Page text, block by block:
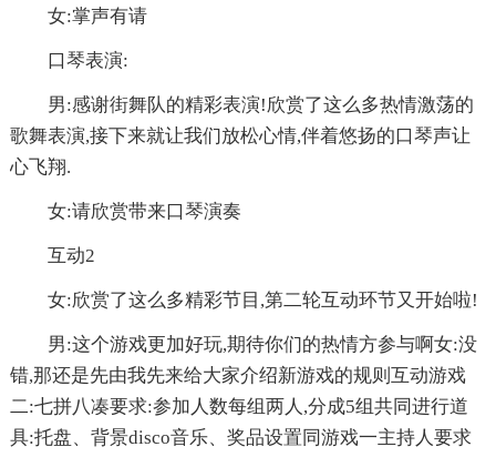
女:掌声有请
口琴表演:
男:感谢街舞队的精彩表演!欣赏了这么多热情激荡的
歌舞表演,接下来就让我们放松心情,伴着悠扬的口琴声让
心飞翔.
女:请欣赏带来口琴演奏
互动2
女:欣赏了这么多精彩节目,第二轮互动环节又开始啦!
男:这个游戏更加好玩,期待你们的热情方参与啊女:没
错,那还是先由我先来给大家介绍新游戏的规则互动游戏
二:七拼八凑要求:参加人数每组两人,分成5组共同进行道
具:托盘、背景disco音乐、奖品设置同游戏一主持人要求